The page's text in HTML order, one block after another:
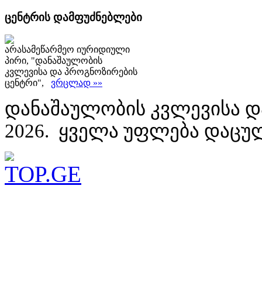
ცენტრის დამფუძნებლები
არასამეწარმეო იურიდიული
პირი, "დანაშაულობის
კვლევისა და პროგნოზირების
ცენტრი", ვრცლად »»
დანაშაულობის კვლევისა
2026. ყველა უფლება